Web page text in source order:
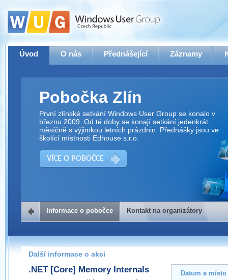
Úvod O nás Přednášející Záznamy
Pobočka Zlín
První zlínské setkání Windows User Group se konalo v
březnu 2009. Od té doby se konají setkání jedenkrát
měsíčně s výjimkou letních prázdnin. Přednášky jsou ve
školící místnosti Edhouse s.r.o.
VÍCE O POBOČCE
Kontakt na organizátory
Pokud máte jakýkoliv dotaz na organizátory této akce,
prosím neváhejte nás kontaktovat na e-mailu:
zlin@wug.cz
Informace o pobočce Kontakt na organizátory
Další informace o akci
.NET [Core] Memory Internals Datum a